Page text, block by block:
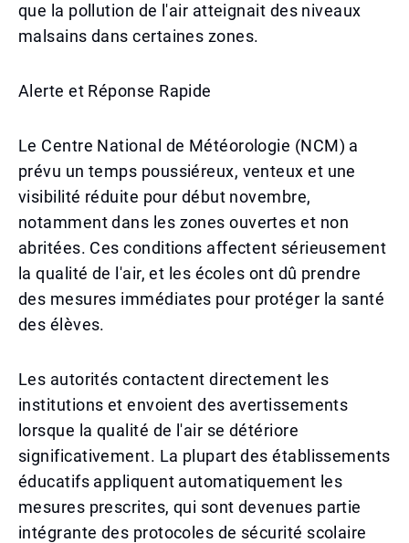
que la pollution de l'air atteignait des niveaux
malsains dans certaines zones.
Alerte et Réponse Rapide
Le Centre National de Météorologie (NCM) a
prévu un temps poussiéreux, venteux et une
visibilité réduite pour début novembre,
notamment dans les zones ouvertes et non
abritées. Ces conditions affectent sérieusement
la qualité de l'air, et les écoles ont dû prendre
des mesures immédiates pour protéger la santé
des élèves.
Les autorités contactent directement les
institutions et envoient des avertissements
lorsque la qualité de l'air se détériore
significativement. La plupart des établissements
éducatifs appliquent automatiquement les
mesures prescrites, qui sont devenues partie
intégrante des protocoles de sécurité scolaire